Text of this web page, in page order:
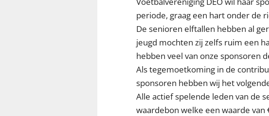
periode, graag een hart onder de
De senioren elftallen hebben al
jeugd mochten zij zelfs ruim een
hebben veel van onze sponsoren
Als tegemoetkoming in de
sponsoren hebben wij het
Alle actief spelende leden van de
waardebon welke een waarde van